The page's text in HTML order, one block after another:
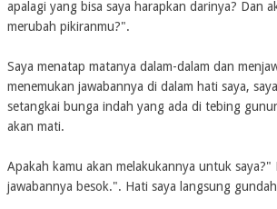
apalagi yang bisa saya harapkan darinya? Dan
merubah pikiranmu?".
Saya menatap matanya dalam-dalam dan
menemukan jawabannya di dalam hati saya,
setangkai bunga indah yang ada di tebing
akan mati.
Apakah kamu akan melakukannya untuk
jawabannya besok.". Hati saya langsung